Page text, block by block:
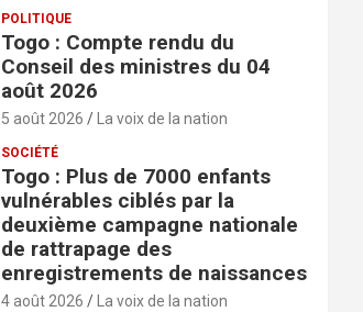
POLITIQUE
Togo : Compte rendu du
Conseil des ministres du 04
août 2026
5 août 2026 La voix de la nation
SOCIÉTÉ
Togo : Plus de 7000 enfants
vulnérables ciblés par la
deuxième campagne nationale
de rattrapage des
enregistrements de naissances
4 août 2026 La voix de la nation